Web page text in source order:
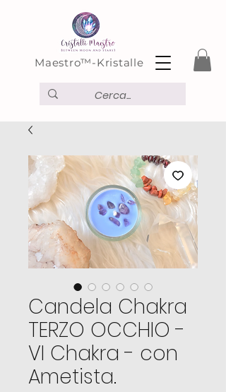
Maestro™-Kristalle
Candela Chakra
TERZO OCCHIO -
VI Chakra - con
Ametista.